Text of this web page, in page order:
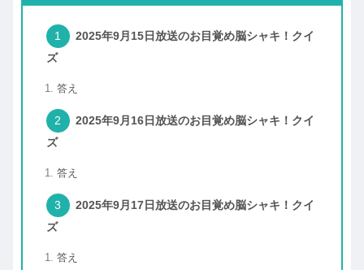
2025年9月15日放送のお目覚め脳シャキ！クイ
ズ
答え
2025年9月16日放送のお目覚め脳シャキ！クイ
ズ
答え
2025年9月17日放送のお目覚め脳シャキ！クイ
ズ
答え